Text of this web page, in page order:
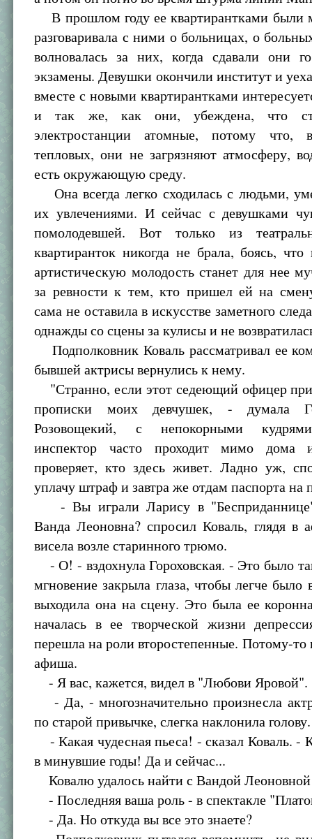
В прошлом году ее квартирантками были
разговаривала с ними о больницах, о
волновалась за них, когда сдавали они
экзамены. Девушки окончили институт и
вместе с новыми квартирантками
и так же, как они, убеждена, что
электростанции атомные, потому что,
тепловых, они не загрязняют атмосферу,
есть окружающую среду.
Она всегда легко сходилась с людьми,
их увлечениями. И сейчас с девушками
помолодевшей. Вот только из
квартиранток никогда не брала, боясь, что
артистическую молодость станет для нее
за ревности к тем, кто пришел ей на
сама не оставила в искусстве заметного
однажды со сцены за кулисы и не
Подполковник Коваль рассматривал ее
бывшей актрисы вернулись к нему.
"Странно, если этот седеющий офицер
прописки моих девчушек, - думала
Розовощекий, с непокорными
инспектор часто проходит мимо дома
проверяет, кто здесь живет. Ладно уж,
уплачу штраф и завтра же отдам паспорта на
- Вы играли Ларису в "Бесприданнице"
Ванда Леоновна? спросил Коваль, глядя в
висела возле старинного трюмо.
- О! - вздохнула Гороховская. - Это было
мгновение закрыла глаза, чтобы легче было
выходила она на сцену. Это была ее
началась в ее творческой жизни
перешла на роли второстепенные. Потому-то
афиша.
- Я вас, кажется, видел в "Любови Яровой".
- Да, - многозначительно произнесла
по старой привычке, слегка наклонила голову.
- Какая чудесная пьеса! - сказал Коваль. -
в минувшие годы! Да и сейчас...
Ковалю удалось найти с Вандой
- Последняя ваша роль - в спектакле
- Да. Но откуда вы все это знаете?